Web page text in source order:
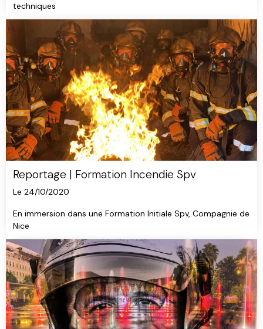
techniques
Reportage | Formation Incendie Spv
Le 24/10/2020
En immersion dans une Formation Initiale Spv, Compagnie de
Nice